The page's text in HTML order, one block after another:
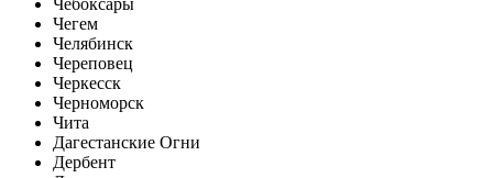
Чебоксары
Чегем
Челябинск
Череповец
Черкесск
Черноморск
Чита
Дагестанские Огни
Дербент